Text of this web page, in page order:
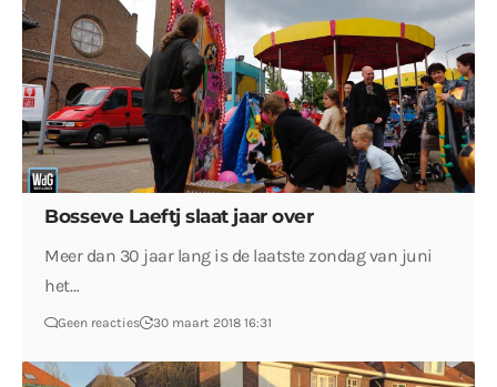
Bosseve Laeftj slaat jaar over
Meer dan 30 jaar lang is de laatste zondag van juni
het…
Geen reacties 30 maart 2018 16:31